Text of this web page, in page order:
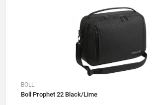
BOLL
Boll Prophet 22 Black/Lime